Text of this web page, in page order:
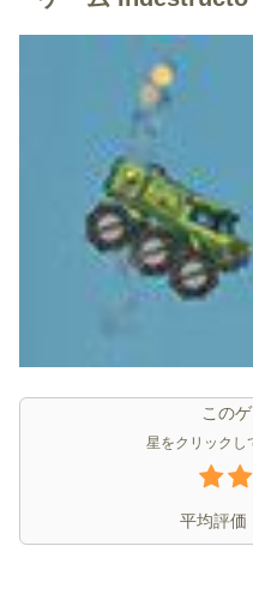
この
星をクリックし
平均評価